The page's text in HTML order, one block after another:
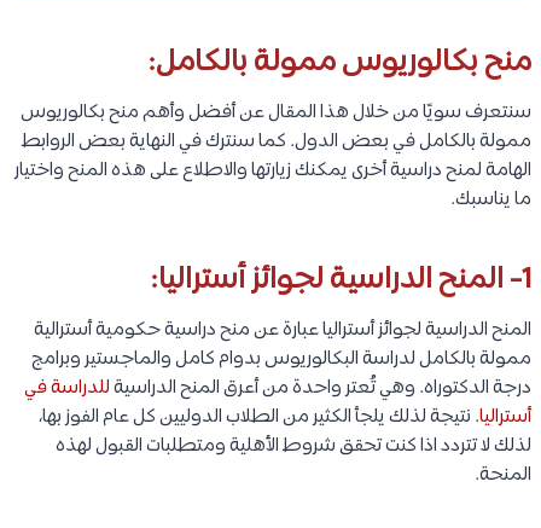
منح بكالوريوس ممولة بالكامل:
سنتعرف سويًا من خلال هذا المقال عن أفضل وأهم منح بكالوريوس
ممولة بالكامل في بعض الدول. كما سنترك في النهاية بعض الروابط
الهامة لمنح دراسية أخرى يمكنك زيارتها والاطلاع على هذه المنح واختيار
ما يناسبك.
1- المنح الدراسية لجوائز أستراليا:
المنح الدراسية لجوائز أستراليا عبارة عن منح دراسية حكومية أسترالية
ممولة بالكامل لدراسة البكالوريوس بدوام كامل والماجستير وبرامج
درجة الدكتوراه. وهي تُعتر واحدة من أعرق المنح الدراسيةللدراسة في
أستراليا. نتيجة لذلك يلجأ الكثير من الطلاب الدوليين كل عام الفوز بها،
لذلك لا تتردد اذا كنت تحقق شروط الأهلية ومتطلبات القبول لهذه
المنحة.